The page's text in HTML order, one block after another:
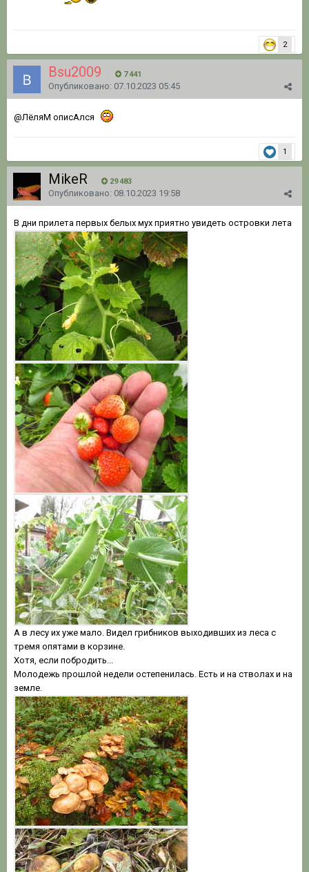
2
Bsu2009 7 441
Опубликовано: 07.10.2023 05:45
@ЛёляМ описАлся
1
MikeR 29 483
Опубликовано: 08.10.2023 19:58
В дни прилета первых белых мух приятно увидеть островки лета
А в лесу их уже мало. Видел грибников выходивших из леса с
тремя опятами в корзине.
Хотя, если побродить...
Молодежь прошлой недели остепенилась. Есть и на стволах и на
земле.